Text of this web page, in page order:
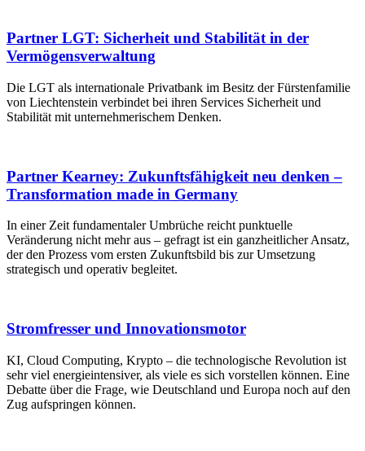
Partner LGT: Sicherheit und Stabilität in der
Vermögensverwaltung
Die LGT als internationale Privatbank im Besitz der Fürstenfamilie
von Liechtenstein verbindet bei ihren Services Sicherheit und
Stabilität mit unternehmerischem Denken.
Partner Kearney: Zukunftsfähigkeit neu denken –
Transformation made in Germany
In einer Zeit fundamentaler Umbrüche reicht punktuelle
Veränderung nicht mehr aus – gefragt ist ein ganzheitlicher Ansatz,
der den Prozess vom ersten Zukunftsbild bis zur Umsetzung
strategisch und operativ begleitet.
Stromfresser und Innovationsmotor
KI, Cloud Computing, Krypto – die technologische Revolution ist
sehr viel energieintensiver, als viele es sich vorstellen können. Eine
Debatte über die Frage, wie Deutschland und Europa noch auf den
Zug aufspringen können.